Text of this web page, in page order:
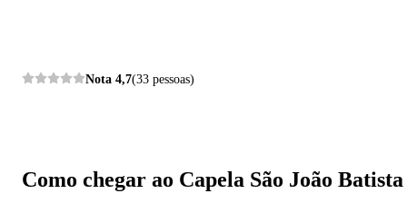
Nota 4,7(33 pessoas)
Como chegar ao Capela São João Batista